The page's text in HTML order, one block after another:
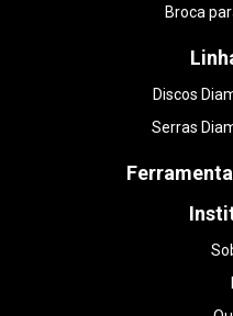
Broca
Discos
Serras